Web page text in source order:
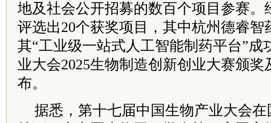
地及社会公开招募的数百个项目参赛。
评选出20个获奖项目，其中杭州德睿智
其“工业级一站式人工智能制药平台”成
业大会2025生物制造创新创业大赛颁
布。
据悉，第十七届中国生物产业大会